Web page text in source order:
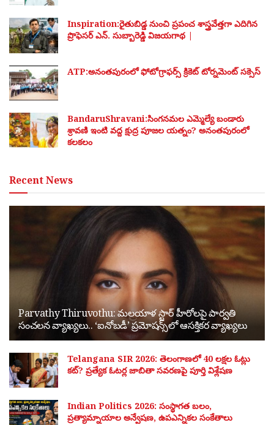
Inspiration:రైతుబిడ్డ నుంచి ప్రపంచ శాస్త్రవేత్తగా ఎదిగిన
ప్రొఫెసర్ ఎన్. సుబ్బారెడ్డి విజయగాథ |
ATP:అనంతపురంలో ఫోటోగ్రాఫర్స్ క్రికెట్ టోర్నమెంట్ సక్సెస్
BandaruShravani:సింగనమల ఎమ్మెల్యే బండారు
శ్రావణి ఇంటి వద్ద క్షుద్ర పూజల యత్నం? అనంతపురంలో
కలకలం
Recent News
Parvathy Thiruvothu: మలయాళ స్టార్ హీరోలపై పార్వతి
సంచలన వ్యాఖ్యలు.. ‘ఐనోబడీ’ ప్రమోషన్స్‌లో ఆసక్తికర వ్యాఖ్యలు
Telangana SIR 2026: తెలంగాణలో 40 లక్షల ఓట్లు
కట్? ప్రత్యేక ఓటర్ల జాబితా సవరణపై పూర్తి విశ్లేషణ
Indian Politics 2026: సంస్థాగత బలం,
ప్రత్యామ్నాయాల అన్వేషణ, ఉపఎన్నికల సంకేతాలు